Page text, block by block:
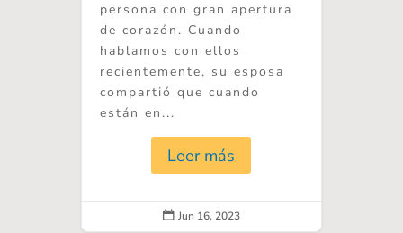
persona con gran apertura
de corazón. Cuando
hablamos con ellos
recientemente, su esposa
compartió que cuando
están en...
Leer más
 Jun 16, 2023